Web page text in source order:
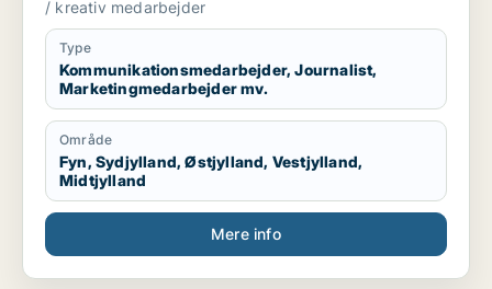
/ kreativ medarbejder
Type
Kommunikationsmedarbejder, Journalist,
Marketingmedarbejder mv.
Område
Fyn, Sydjylland, Østjylland, Vestjylland,
Midtjylland
Mere info